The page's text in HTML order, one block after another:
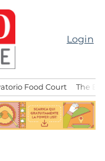
Login
Food Court The